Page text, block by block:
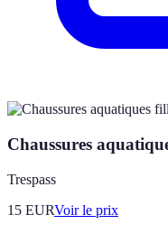
Chaussures
Trespass
15 EURVoir le prix